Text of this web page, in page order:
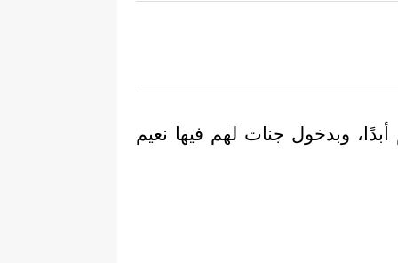
وبدخول جنات لهم فيها نعيم